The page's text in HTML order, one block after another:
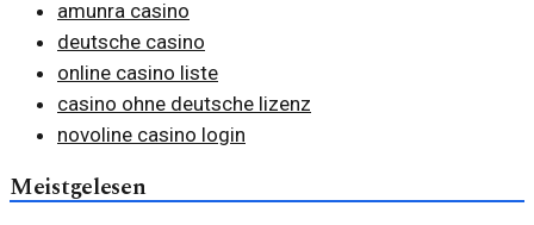
amunra casino
deutsche casino
online casino liste
casino ohne deutsche lizenz
novoline casino login
Meistgelesen